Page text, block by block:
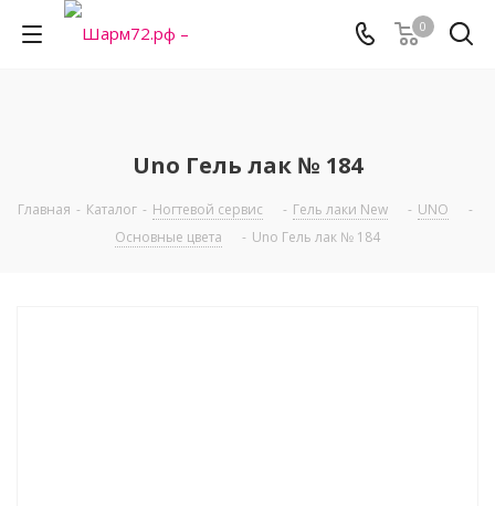
0
Uno Гель лак № 184
Главная - Каталог - Ногтевой сервис - Гель лаки New - UNO
-
Основные цвета
- Uno Гель лак № 184